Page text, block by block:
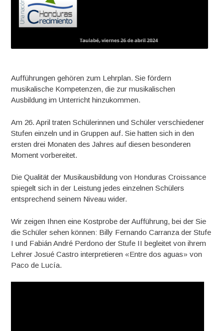
Aufführungen gehören zum Lehrplan. Sie fördern
musikalische Kompetenzen, die zur musikalischen
Ausbildung im Unterricht hinzukommen.
Am 26. April traten Schülerinnen und Schüler verschiedener
Stufen einzeln und in Gruppen auf. Sie hatten sich in den
ersten drei Monaten des Jahres auf diesen besonderen
Moment vorbereitet.
Die Qualität der Musikausbildung von Honduras Croissance
spiegelt sich in der Leistung jedes einzelnen Schülers
entsprechend seinem Niveau wider.
Wir zeigen Ihnen eine Kostprobe der Aufführung, bei der Sie
die Schüler sehen können: Billy Fernando Carranza der Stufe
I und Fabián André Perdono der Stufe II begleitet von ihrem
Lehrer Josué Castro interpretieren «Entre dos aguas» von
Paco de Lucía.